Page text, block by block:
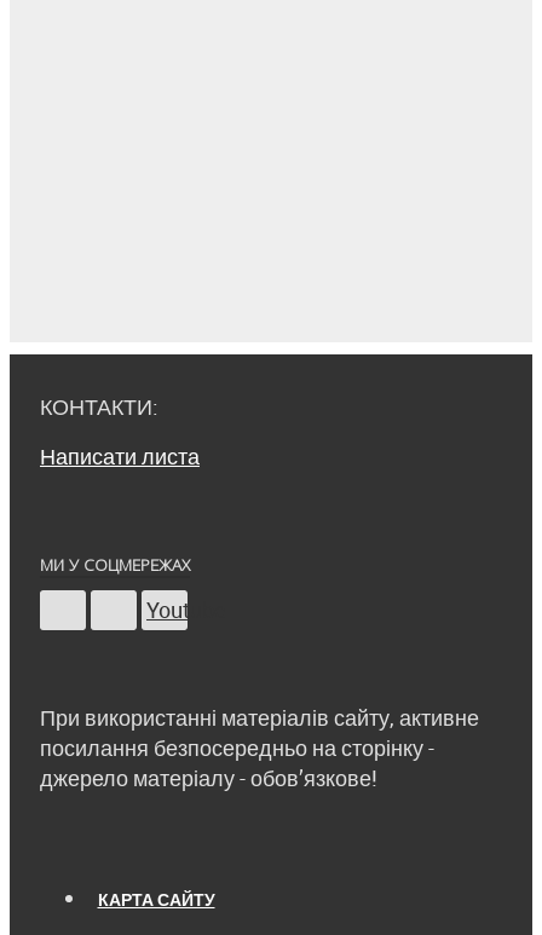
КОНТАКТИ:
Написати листа
МИ У СОЦМЕРЕЖАХ
Youtube
При використанні матеріалів сайту, активне
посилання безпосередньо на сторінку -
джерело матеріалу - обов’язкове!
КАРТА САЙТУ